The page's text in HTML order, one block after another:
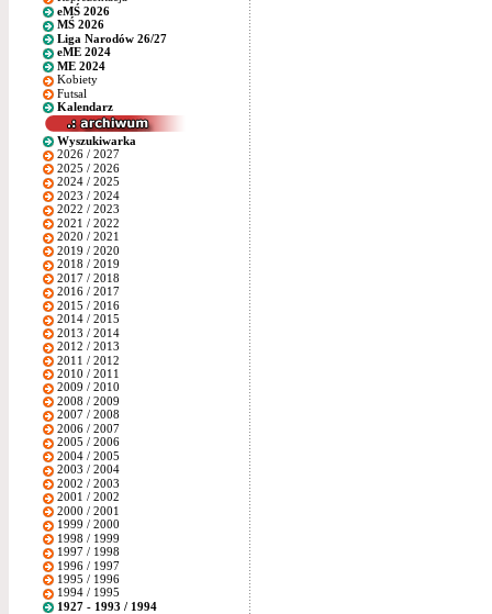
eMŚ 2026
MŚ 2026
Liga Narodów 26/27
eME 2024
ME 2024
Kobiety
Futsal
Kalendarz
Wyszukiwarka
2026 / 2027
2025 / 2026
2024 / 2025
2023 / 2024
2022 / 2023
2021 / 2022
2020 / 2021
2019 / 2020
2018 / 2019
2017 / 2018
2016 / 2017
2015 / 2016
2014 / 2015
2013 / 2014
2012 / 2013
2011 / 2012
2010 / 2011
2009 / 2010
2008 / 2009
2007 / 2008
2006 / 2007
2005 / 2006
2004 / 2005
2003 / 2004
2002 / 2003
2001 / 2002
2000 / 2001
1999 / 2000
1998 / 1999
1997 / 1998
1996 / 1997
1995 / 1996
1994 / 1995
1927 - 1993 / 1994